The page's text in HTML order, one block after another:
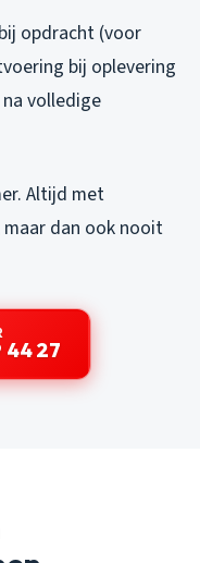
opdracht (voor
bij oplevering
volledige
Altijd met
dan ook nooit
44 27